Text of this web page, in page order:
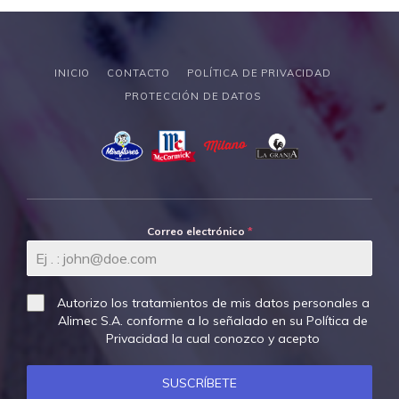
INICIO CONTACTO
POLÍTICA DE PRIVACIDAD
PROTECCIÓN DE DATOS
Correo electrónico *
Autorizo los tratamientos de mis datos personales a
Alimec S.A. conforme a lo señalado en su Política de
Privacidad la cual conozco y acepto
SUSCRÍBETE